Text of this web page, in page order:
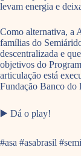
levam energia e
Como alternativa, a
famílias do
descentralizada e
objetivos do
articulação está
Fundação Banco do
▶️ Dá o play!
#asa #asabrasil